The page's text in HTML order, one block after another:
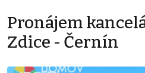
Pronájem
Zdice - Černín